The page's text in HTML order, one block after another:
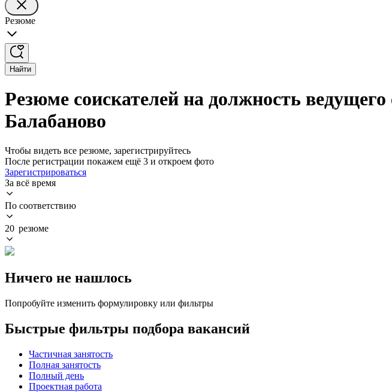
Резюме
Найти
Резюме соискателей на должность
Балабаново
Чтобы видеть все резюме, зарегистрируйтесь
После регистрации покажем ещё 3 и откроем фото
Зарегистрироваться
За всё время
По соответствию
20 резюме
Ничего не нашлось
Попробуйте изменить формулировку или фильтры
Быстрые фильтры подбора вакансий
Частичная занятость
Полная занятость
Полный день
Проектная работа